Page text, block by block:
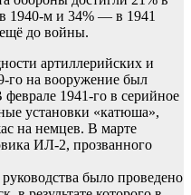
1940-м и 34% — в 1941
ещё до войны.
артиллерийских и
го на вооружение был
1941-го в серийное
установки «катюша»,
на немцев. В марте
ИЛ-2, прозванного
было проведено